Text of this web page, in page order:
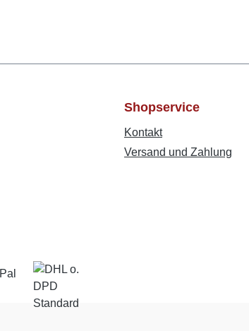
Shopservice
Kontakt
Versand und Zahlung